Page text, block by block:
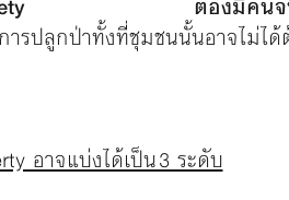
ารปลูกป่าทั้งที่ชุมชนนั้นอาจไม่ไ
อาจแบ่งได้เป็น 3 ระดับ